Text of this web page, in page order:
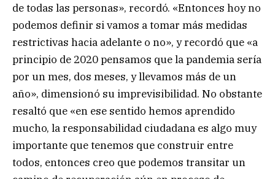
de todas las personas», recordó. «Entonces hoy no
podemos definir si vamos a tomar más medidas
restrictivas hacia adelante o no», y recordó que «a
principio de 2020 pensamos que la pandemia sería
por un mes, dos meses, y llevamos más de un
año», dimensionó su imprevisibilidad. No obstante
resaltó que «en ese sentido hemos aprendido
mucho, la responsabilidad ciudadana es algo muy
importante que tenemos que construir entre
todos, entonces creo que podemos transitar un